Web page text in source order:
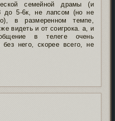
семейной драмы (и
до 5-6к, не лапсом (но не
в размеренном темпе,
видеть и от соигрока. а, и
в телеге очень
без него, скорее всего, не